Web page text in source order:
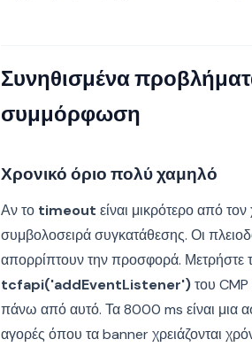
Συνηθισμένα
συμμόρφωση
Χρονικό όριο πολύ χαμηλό
Αν το timeout είναι μικρότερο από
συμβολοσειρά συγκατάθεσης. Οι
απορρίπτουν την προσφορά.
tcfapi('addEventListener')του
πάνω από αυτό. Τα 8000 ms είναι μια
αγορές όπου τα banner χρειάζονται